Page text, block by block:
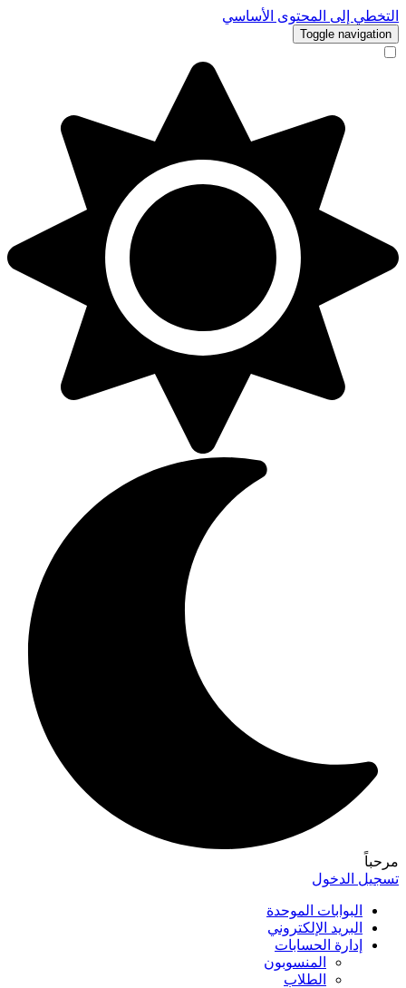
التخطي إلى المحتوى الأساسي
Toggle navigation
مرحباً
تسجيل الدخول
البوابات الموحدة
البريد الإلكتروني
إدارة الحسابات
المنسوبون
الطلاب